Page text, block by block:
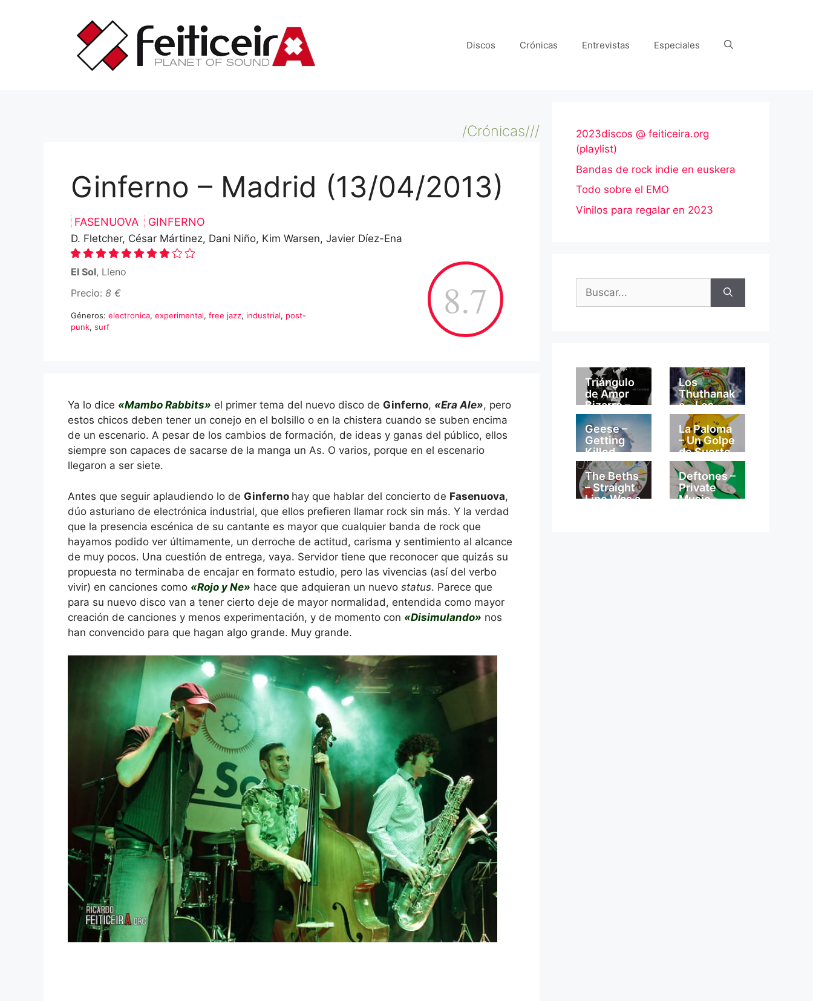
Discos Crónicas Entrevistas Especiales
/Crónicas///
Ginferno – Madrid (13/04/2013)
FASENUOVA GINFERNO
D. Fletcher, César Mártinez, Dani Niño, Kim Warsen, Javier Díez-Ena
8.7
El Sol, Lleno
Precio: 8 €
Géneros: electronica, experimental, free jazz, industrial, post-
punk, surf
Ya lo dice «Mambo Rabbits» el primer tema del nuevo disco de Ginferno, «Era Ale», pero
estos chicos deben tener un conejo en el bolsillo o en la chistera cuando se suben encima
de un escenario. A pesar de los cambios de formación, de ideas y ganas del público, ellos
siempre son capaces de sacarse de la manga un As. O varios, porque en el escenario
llegaron a ser siete.
Antes que seguir aplaudiendo lo de Ginferno hay que hablar del concierto de Fasenuova,
dúo asturiano de electrónica industrial, que ellos prefieren llamar rock sin más. Y la verdad
que la presencia escénica de su cantante es mayor que cualquier banda de rock que
hayamos podido ver últimamente, un derroche de actitud, carisma y sentimiento al alcance
de muy pocos. Una cuestión de entrega, vaya. Servidor tiene que reconocer que quizás su
propuesta no terminaba de encajar en formato estudio, pero las vivencias (así del verbo
vivir) en canciones como «Rojo y Ne» hace que adquieran un nuevo status. Parece que
para su nuevo disco van a tener cierto deje de mayor normalidad, entendida como mayor
creación de canciones y menos experimentación, y de momento con «Disimulando» nos
han convencido para que hagan algo grande. Muy grande.
2023discos @ feiticeira.org
(playlist)
Bandas de rock indie en euskera
Todo sobre el EMO
Vinilos para regalar en 2023
Triángulo
de Amor
Bizarro –
Mi
Catedral
Los
Thuthanak
a – Los
Thuthanak
a
Geese –
Getting
Killed
La Paloma
– Un Golpe
de Suerte
The Beths
– Straight
Line Was a
Deftones –
Private
Music